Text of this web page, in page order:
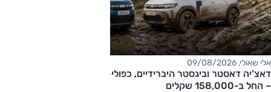
אלי שאולי, 09/08/2026
דאצ'יה דאסטר וביגסטר היברידיים, כפולי-הנעה עם תיבה אוטומטית
– החל ב-158,000 שקלים